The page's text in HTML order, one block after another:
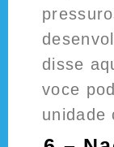
disse
voce
unidade